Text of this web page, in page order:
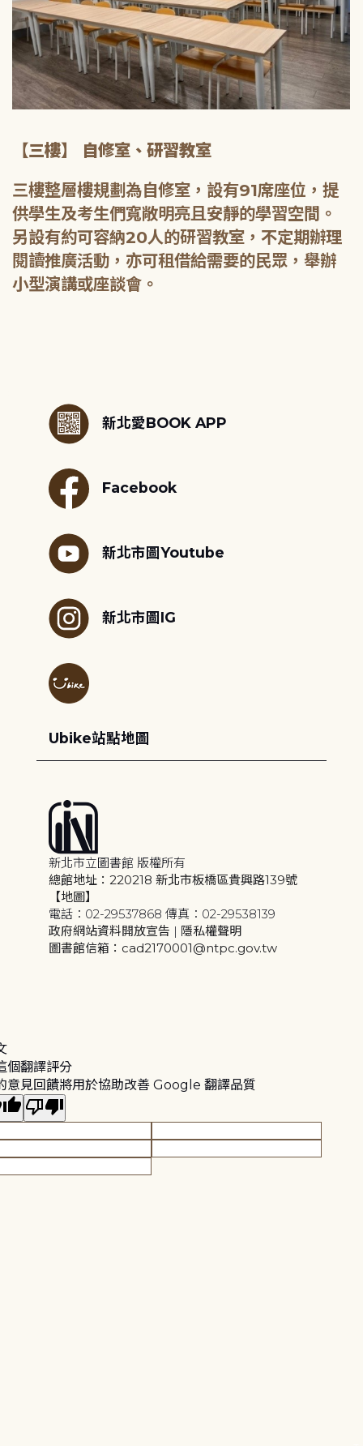
【三樓】 自修室、研習教室
三樓整層樓規劃為自修室，設有91席座位，提
供學生及考生們寬敞明亮且安靜的學習空間。
另設有約可容納20人的研習教室，不定期辦理
閱讀推廣活動，亦可租借給需要的民眾，舉辦
小型演講或座談會。
新北愛BOOK APP
Facebook
新北市圖Youtube
新北市圖IG
Ubike站點地圖
新北市立圖書館 版權所有
總館地址：220218 新北市板橋區貴興路139號
【地圖】
電話：02-29537868 傳真：02-29538139
政府網站資料開放宣告 | 隱私權聲明
圖書館信箱：cad2170001@ntpc.gov.tw
個翻譯評分
意見回饋將用於協助改善 Google 翻譯品質